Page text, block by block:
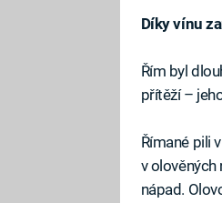
Díky vínu
Řím byl
přítěží –
Římané pili
v olověných
nápad.